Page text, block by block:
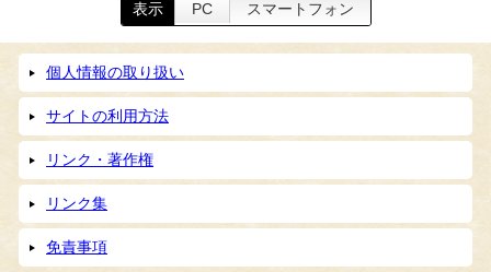
表示 PC スマートフォン
個人情報の取り扱い
サイトの利用方法
リンク・著作権
リンク集
免責事項